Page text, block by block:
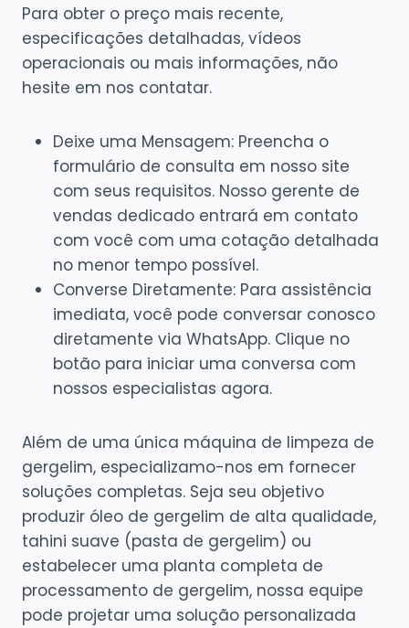
Para obter o preço mais recente,
especificações detalhadas, vídeos
operacionais ou mais informações, não
hesite em nos contatar.
Deixe uma Mensagem: Preencha o
formulário de consulta em nosso site
com seus requisitos. Nosso gerente de
vendas dedicado entrará em contato
com você com uma cotação detalhada
no menor tempo possível.
Converse Diretamente: Para assistência
imediata, você pode conversar conosco
diretamente via WhatsApp. Clique no
botão para iniciar uma conversa com
nossos especialistas agora.
Além de uma única máquina de limpeza de
gergelim, especializamo-nos em fornecer
soluções completas. Seja seu objetivo
produzir óleo de gergelim de alta qualidade,
tahini suave (pasta de gergelim) ou
estabelecer uma planta completa de
processamento de gergelim, nossa equipe
pode projetar uma solução personalizada